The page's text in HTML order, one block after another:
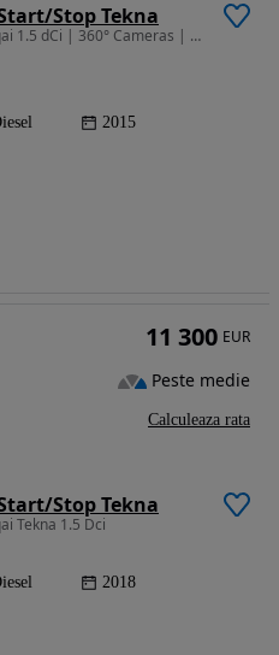
Stop Tekna
1461 cm3 • 110 CP • Nissan Qashqai 1.5 dCi | 360° Cameras | Panoramă | Keyless | Euro 6
2015
Stop Tekna
Tekna 1.5 Dci
2018
11 300 EUR
Peste medie
Calculeaza rata